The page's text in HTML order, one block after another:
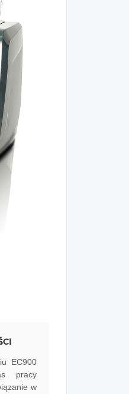
EC900
pracy
w